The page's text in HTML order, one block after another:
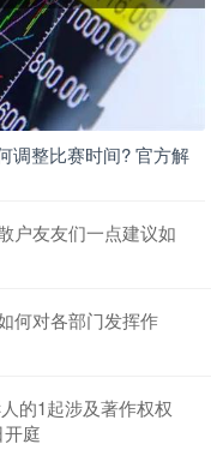
调整比赛时间? 官方解
户友友们一点建议如
何对各部门发挥作
的1起涉及著作权权
庭